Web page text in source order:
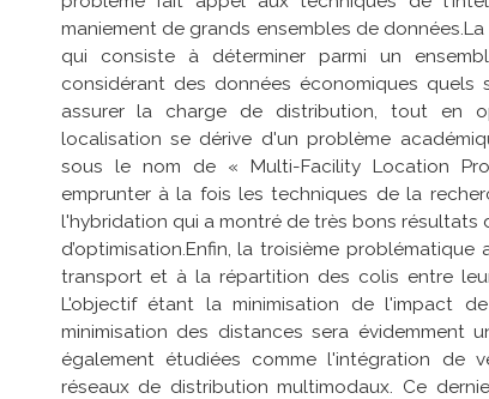
maniement de grands ensembles de données.
qui consiste à déterminer parmi un
considérant des données économiques
assurer la charge de distribution, tout en
localisation se dérive d'un problème
sous le nom de «Multi-Facility Location
emprunter à la fois les techniques de la
l'hybridation qui a montré de très bons
d’optimisation.Enfin, la troisième
transport et à la répartition des colis entre
L'objectif étant la minimisation de l'impact
minimisation des distances sera évidemment
également étudiées comme l'intégration de
réseaux de distribution multimodaux. Ce